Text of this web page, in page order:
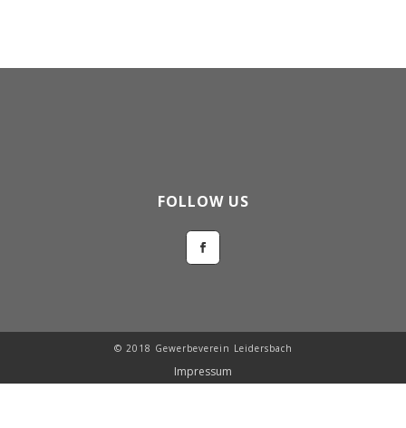
FOLLOW US
© 2018 Gewerbeverein Leidersbach
Impressum